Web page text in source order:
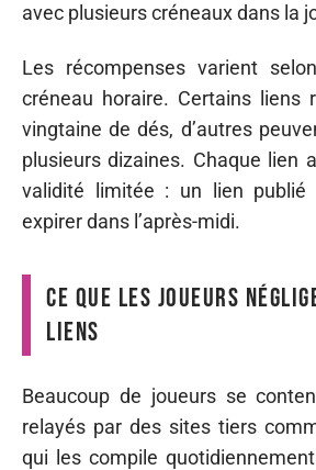
avec plusieurs créneaux dans la
Les récompenses varient
créneau horaire. Certains liens
vingtaine de dés, d’autres
plusieurs dizaines. Chaque lien
validité limitée : un lien
expirer dans l’après-midi.
Ce que les joueurs
liens
Beaucoup de joueurs se
relayés par des sites tiers
qui les compile